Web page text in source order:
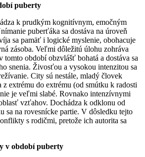
puberty
k prudkým kognitívnym, emočným
puberťáka sa dostáva na úroveň
sa pamäť i logické myslenie, obohacuje
zásoba. Veľmi dôležitú úlohu zohráva
tomto období obzvlášť bohatá a dostáva sa
snenia. Živosťou a vysokou intenzitou sa
City sú nestále, mladý človek
extrému do extrému (od smútku k radosti
je veľmi slabé. Rovnako intenzívnymi
vzťahov. Dochádza k odklonu od
sa na rovesnícke partie. V dôsledku tejto
s rodičmi, pretože ich autorita sa
v období puberty